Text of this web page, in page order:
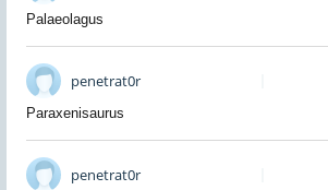
Palaeolagus
penetrat0r
Paraxenisaurus
penetrat0r